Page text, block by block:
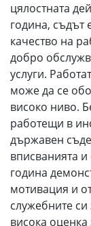
цялостната
година, съдът
качество на
добро
услуги.
може да се
високо ниво.
работещи в
държавен
вписванията
година
мотивация и
служебните
висока